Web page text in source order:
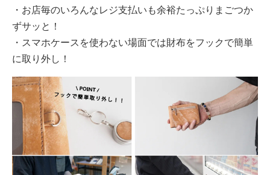
・お店毎のいろんなレジ支払いも余裕たっぷりまごつか
ずサッと！
・スマホケースを使わない場面では財布をフックで簡単
に取り外し！